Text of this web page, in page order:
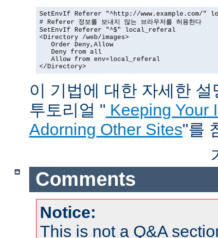
SetEnvIf Referer "^http://www.example.com/"
# Referer 정보를 보내지 않는 브라우저를 허용한다
SetEnvIf Referer "^$" local_referal
<Directory /web/images>
   Order Deny,Allow
   Deny from all
   Allow from env=local_referal
</Directory>
이 기법에 대한 자세한
투토리얼 " Keeping Your
Adorning Other Sites"를
Comments
Notice:
This is not a Q&A